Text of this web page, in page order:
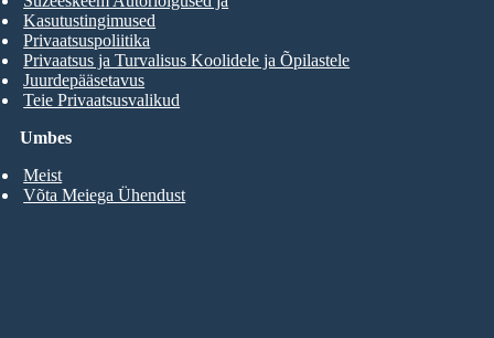
Umbes
Meist
Võta Meiega Ühendust
Kasutustingimused
Privaatsuspoliitika
Privaatsus ja Turvalisus Koolidele ja Õpilastele
Juurdepääsetavus
Teie Privaatsusvalikud